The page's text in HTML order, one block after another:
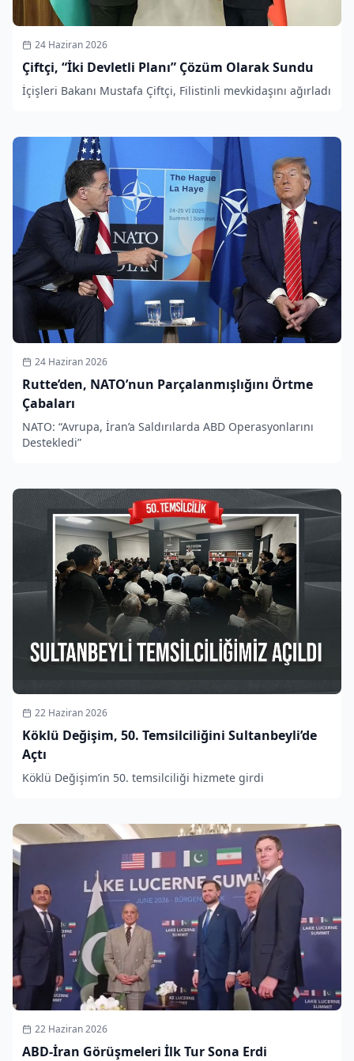
24 Haziran 2026
Çiftçi, “İki Devletli Planı” Çözüm Olarak Sundu
İçişleri Bakanı Mustafa Çiftçi, Filistinli mevkidaşını ağırladı
24 Haziran 2026
Rutte’den, NATO’nun Parçalanmışlığını Örtme
Çabaları
NATO: “Avrupa, İran’a Saldırılarda ABD Operasyonlarını
Destekledi”
22 Haziran 2026
Köklü Değişim, 50. Temsilciliğini Sultanbeyli’de
Açtı
Köklü Değişim’in 50. temsilciliği hizmete girdi
22 Haziran 2026
ABD-İran Görüşmeleri İlk Tur Sona Erdi